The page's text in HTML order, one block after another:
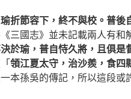
折節容下，終不與校。普
《三國志》並未記載兩人有和
於瑜，普自恃久將，且俱是
領江夏太守，治沙羨，食四
本孫吳的傳記，所以這段